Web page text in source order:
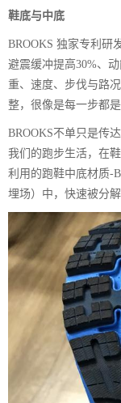
鞋底与中底
BROOKS 独家专利研
避震缓冲提高30%、
重、速度、步伐与路
整，很像是每一步都
BROOKS不单只是传
我们的跑步生活，在
利用的跑鞋中底材质-
埋场）中，快速被分